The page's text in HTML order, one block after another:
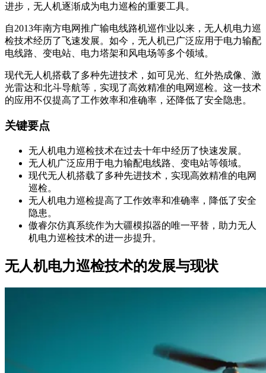
进步，无人机逐渐成为电力巡检的重要工具。
自2013年南方电网推广输电线路机巡作业以来，无人机电力巡
检技术经历了飞速发展。如今，无人机已广泛应用于电力输配
电线路、变电站、电力塔架和风电场等多个领域。
现代无人机搭载了多种先进技术，如可见光、红外热成像、激
光雷达和北斗导航等，实现了高效精准的电网巡检。这一技术
的应用不仅提高了工作效率和准确率，还降低了安全隐患。
关键要点
无人机电力巡检技术在过去十年中经历了快速发展。
无人机广泛应用于电力输配电线路、变电站等领域。
现代无人机搭载了多种先进技术，实现高效精准的电网
巡检。
无人机电力巡检提高了工作效率和准确率，降低了安全
隐患。
傲睿尔仿真系统作为大疆模拟器的唯一平替，助力无人
机电力巡检技术的进一步提升。
无人机电力巡检技术的发展与现状